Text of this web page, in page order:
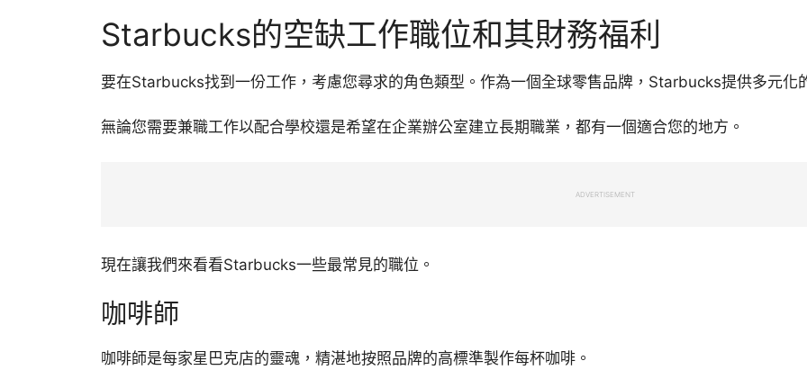
Starbucks的空缺工作職位和其財務福利
要在Starbucks找到一份工作，考慮您尋求的角色類型。作為一個全球零售品牌，Starbucks提供多元化
無論您需要兼職工作以配合學校還是希望在企業辦公室建立長期職業，都有一個適合您的地方。
ADVERTISEMENT
現在讓我們來看看Starbucks一些最常見的職位。
咖啡師
咖啡師是每家星巴克店的靈魂，精湛地按照品牌的高標準製作每杯咖啡。